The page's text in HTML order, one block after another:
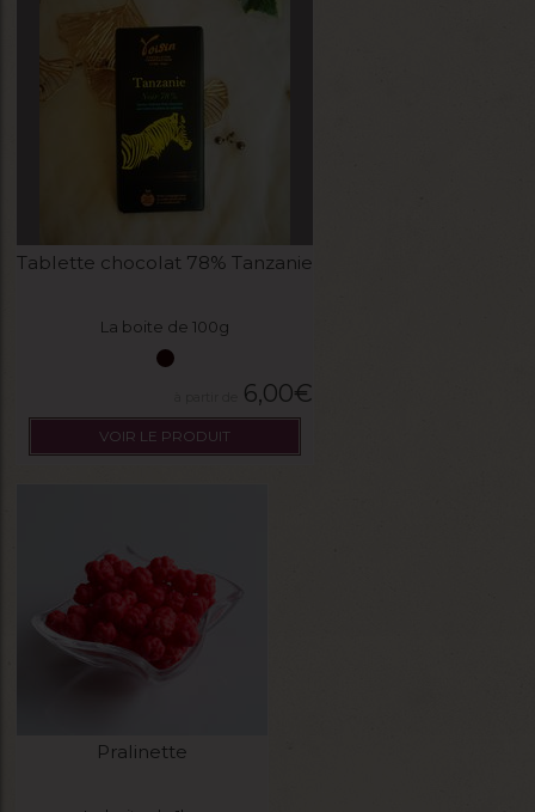
Tablette chocolat 78% Tanzanie
La boite de 100g
6,00€
VOIR LE PRODUIT
Pralinette